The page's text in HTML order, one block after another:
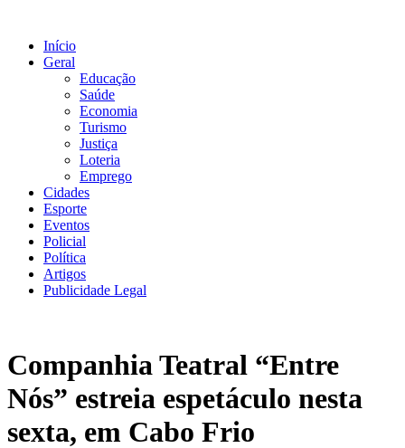
conteúdo
Início
Geral
Educação
Saúde
Economia
Turismo
Justiça
Loteria
Emprego
Cidades
Esporte
Eventos
Policial
Política
Artigos
Publicidade Legal
Companhia Teatral “Entre
Nós” estreia espetáculo nesta
sexta, em Cabo Frio